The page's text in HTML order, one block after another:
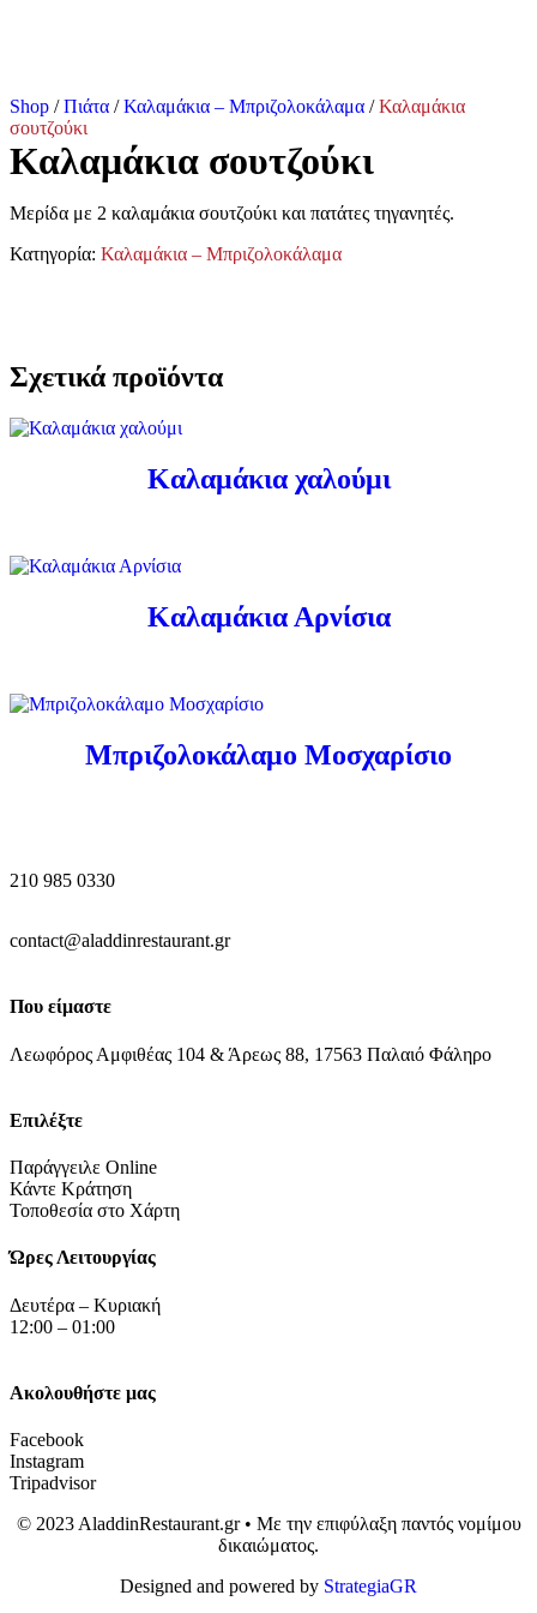
Shop /Πιάτα /Καλαμάκια – Μπριζολοκάλαμα /Καλαμάκια
σουτζούκι
Καλαμάκια σουτζούκι
Μερίδα με 2 καλαμάκια σουτζούκι και πατάτες τηγανητές.
Κατηγορία: Καλαμάκια – Μπριζολοκάλαμα
Σχετικά προϊόντα
Καλαμάκια χαλούμι
Καλαμάκια Αρνίσια
Μπριζολοκάλαμο Μοσχαρίσιο
210 985 0330
contact@aladdinrestaurant.gr
Που είμαστε
Λεωφόρος Αμφιθέας 104 & Άρεως 88, 17563 Παλαιό Φάληρο
Επιλέξτε
Παράγγειλε Online
Κάντε Κράτηση
Τοποθεσία στο Χάρτη
Ώρες Λειτουργίας
Δευτέρα – Κυριακή
12:00 – 01:00
Ακολουθήστε μας
Facebook
Instagram
Tripadvisor
© 2023 AladdinRestaurant.gr • Με την επιφύλαξη παντός νομίμου
δικαιώματος.
Designed and powered by StrategiaGR